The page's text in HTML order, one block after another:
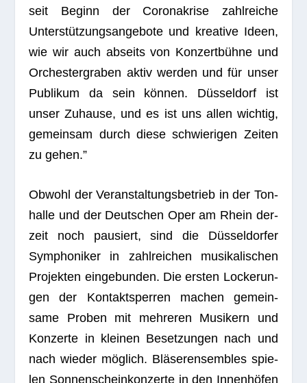
seit Beginn der Coro­na­krise zahl­rei­che
Unter­stüt­zungs­an­ge­bote und krea­tive Ideen,
wie wir auch abseits von Kon­zert­bühne und
Orches­ter­gra­ben aktiv wer­den und für unser
Publi­kum da sein kön­nen. Düs­sel­dorf ist
unser Zuhause, und es ist uns allen wich­tig,
gemein­sam durch diese schwie­ri­gen Zei­ten
zu gehen.”
Obwohl der Ver­an­stal­tungs­be­trieb in der Ton­
halle und der Deut­schen Oper am Rhein der­
zeit noch pau­siert, sind die Düs­sel­dor­fer
Sym­pho­ni­ker in zahl­rei­chen musi­ka­li­schen
Pro­jek­ten ein­ge­bun­den. Die ers­ten Locke­run­
gen der Kon­takt­sper­ren machen gemein­
same Pro­ben mit meh­re­ren Musi­kern und
Kon­zerte in klei­nen Beset­zun­gen nach und
nach wie­der mög­lich. Blä­ser­en­sem­bles spie­
len Son­nen­schein­kon­zerte in den Innen­hö­fen